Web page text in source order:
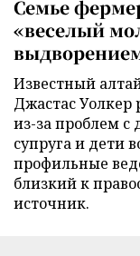
Семье
«веселый
Известный
Джастас Уолкер
из-за проблем с
супруга и дети
профильные
близкий к
источник.